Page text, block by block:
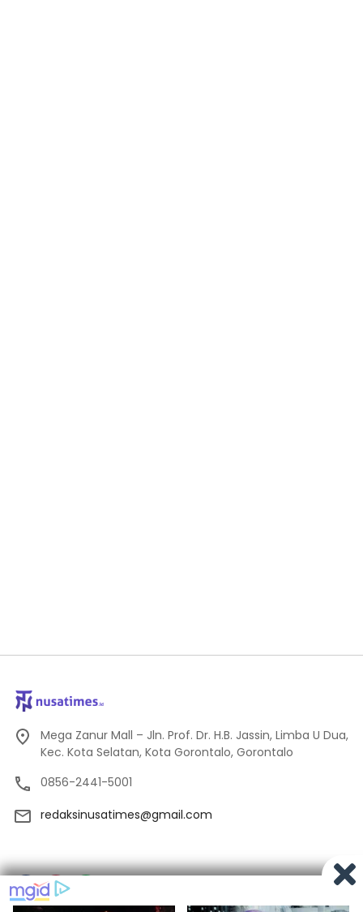
Mega Zanur Mall – Jln. Prof. Dr. H.B. Jassin, Limba U Dua,
Kec. Kota Selatan, Kota Gorontalo, Gorontalo
0856-2441-5001
redaksinusatimes@gmail.com